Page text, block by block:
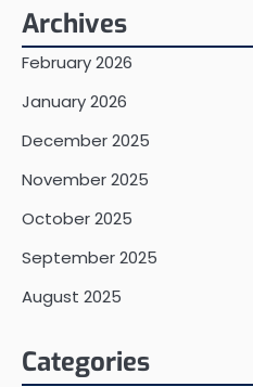
Archives
February 2026
January 2026
December 2025
November 2025
October 2025
September 2025
August 2025
Categories